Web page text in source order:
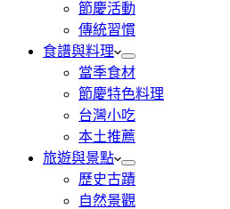
節慶活動
傳統習慣
食譜與料理
當季食材
節慶特色料理
台灣小吃
本土推薦
旅遊與景點
歷史古蹟
自然景觀